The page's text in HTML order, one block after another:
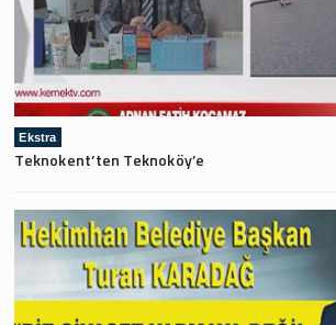
Ekstra
Teknokent’ten Teknoköy’e